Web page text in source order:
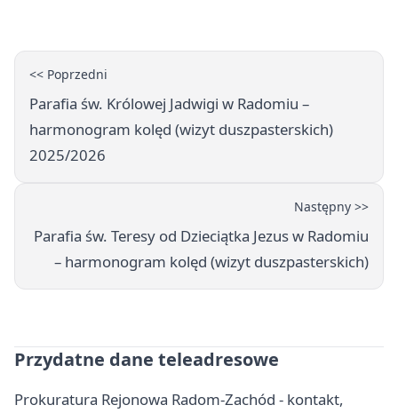
<< Poprzedni
Parafia św. Królowej Jadwigi w Radomiu –
harmonogram kolęd (wizyt duszpasterskich)
2025/2026
Następny >>
Parafia św. Teresy od Dzieciątka Jezus w Radomiu
– harmonogram kolęd (wizyt duszpasterskich)
Przydatne dane teleadresowe
Prokuratura Rejonowa Radom-Zachód - kontakt,